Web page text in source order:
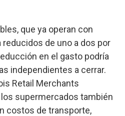
que ya operan con
de uno a dos por
en el gasto podría
independientes a cerrar.
Retail Merchants
supermercados también
costos de transporte,